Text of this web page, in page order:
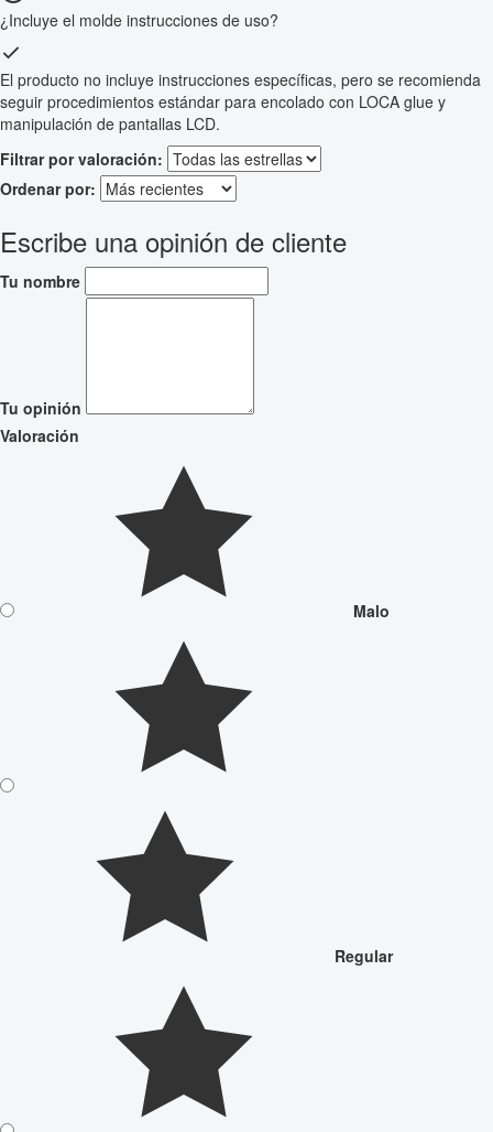
¿Incluye el molde instrucciones de uso?
El producto no incluye instrucciones específicas, pero se recomienda
seguir procedimientos estándar para encolado con LOCA glue y
manipulación de pantallas LCD.
Filtrar por valoración:
Ordenar por:
Escribe una opinión de cliente
Tu nombre
Tu opinión
Valoración
Malo
Regular